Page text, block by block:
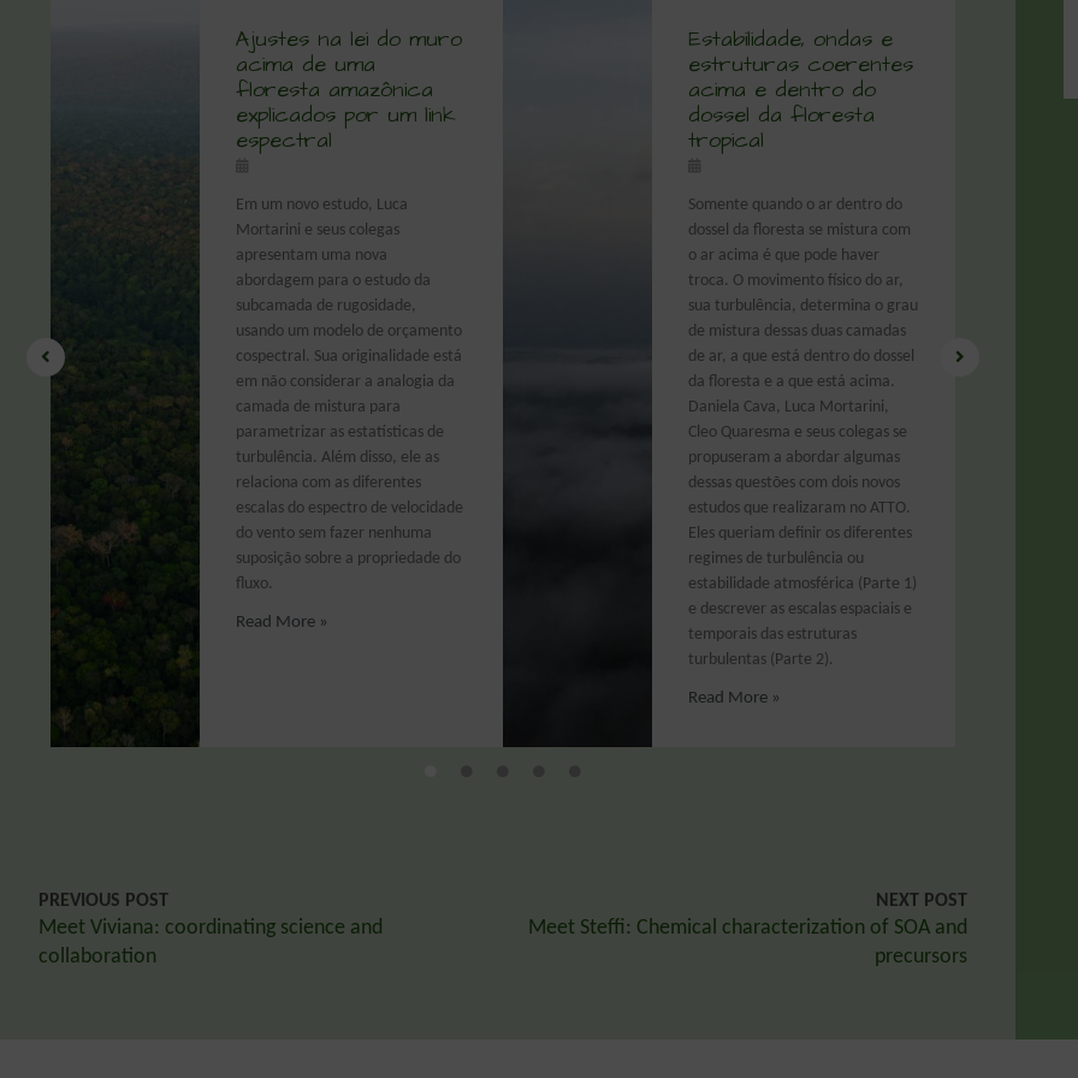
Ajustes na lei do muro
acima de uma
floresta amazônica
explicados por um link
espectral
Em um novo estudo, Luca
Mortarini e seus colegas
apresentam uma nova
abordagem para o estudo da
subcamada de rugosidade,
usando um modelo de orçamento
cospectral. Sua originalidade está
em não considerar a analogia da
camada de mistura para
parametrizar as estatísticas de
turbulência. Além disso, ele as
relaciona com as diferentes
escalas do espectro de velocidade
do vento sem fazer nenhuma
suposição sobre a propriedade do
fluxo.
Read More »
Estabilidade, ondas e
estruturas coerentes
acima e dentro do
dossel da floresta
tropical
Somente quando o ar dentro do
dossel da floresta se mistura com
o ar acima é que pode haver
troca. O movimento físico do ar,
sua turbulência, determina o grau
de mistura dessas duas camadas
de ar, a que está dentro do dossel
da floresta e a que está acima.
Daniela Cava, Luca Mortarini,
Cleo Quaresma e seus colegas se
propuseram a abordar algumas
dessas questões com dois novos
estudos que realizaram no ATTO.
Eles queriam definir os diferentes
regimes de turbulência ou
estabilidade atmosférica (Parte 1)
e descrever as escalas espaciais e
temporais das estruturas
turbulentas (Parte 2).
Read More »
PREVIOUS POST
Meet Viviana: coordinating science and
collaboration
NEXT POST
Meet Steffi: Chemical characterization of SOA and
precursors